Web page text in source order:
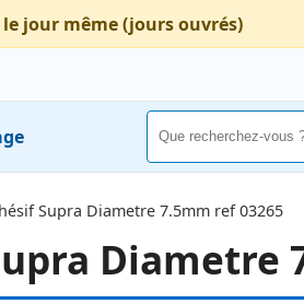
jour même (jours ouvrés)
Supra Diametre 7.5mm ref 03265
Diametre